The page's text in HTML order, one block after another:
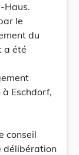
Haus.
le
du
a été
Eschdorf,
conseil
délibération